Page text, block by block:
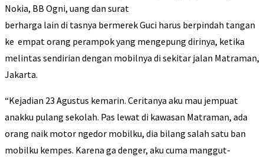
Nokia, BB Ogni, uang dan surat
berharga lain di tasnya bermerek Guci harus berpindah tangan
ke empat orang perampok yang mengepung dirinya, ketika
melintas sendirian dengan mobilnya di sekitar jalan Matraman,
Jakarta.
“Kejadian 23 Agustus kemarin. Ceritanya aku mau jempuat
anakku pulang sekolah. Pas lewat di kawasan Matraman, ada
orang naik motor ngedor mobilku, dia bilang salah satu ban
mobilku kempes. Karena ga denger, aku cuma manggut-